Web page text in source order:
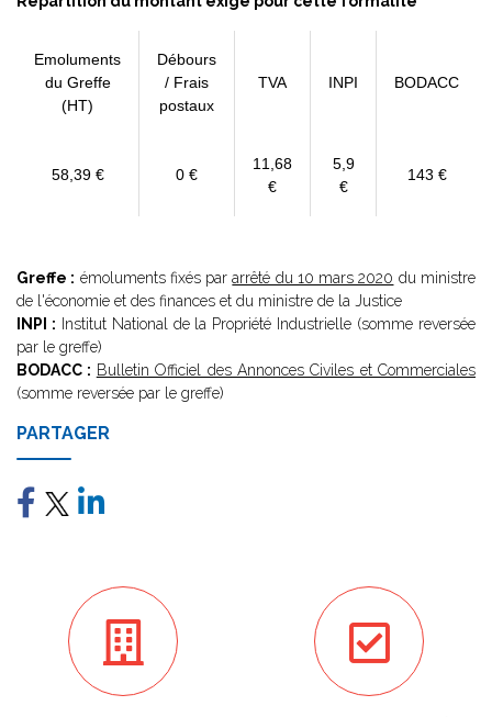
Emoluments
du Greffe
(HT)
Débours
/ Frais
postaux
TVA INPI BODACC
58,39 € 0 €
11,68
€
5,9
€
143 €
Greffe : émoluments fixés pararrêté du 10 mars 2020 du ministre
de l'économie et des finances et du ministre de la Justice
INPI : Institut National de la Propriété Industrielle (somme reversée
par le greffe)
BODACC : Bulletin Officiel des Annonces Civiles et Commerciales
(somme reversée par le greffe)
PARTAGER